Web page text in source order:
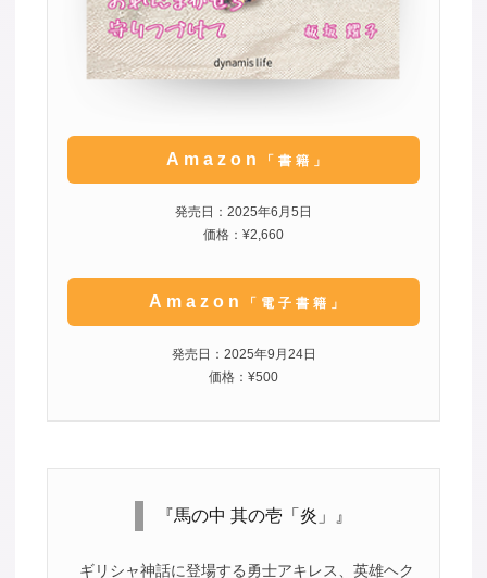
Amazon 「書籍」
発売日：2025年6月5日
価格：¥2,660
Amazon 「電子書籍」
発売日：2025年9月24日
価格：¥500
『馬の中 其の壱「炎」』
ギリシャ神話に登場する勇士アキレス、英雄ヘク